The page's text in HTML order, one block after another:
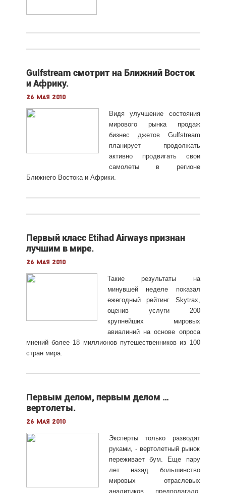
Gulfstream смотрит на Ближний Восток
и Африку.
26 мая 2010
Видя улучшение состояния
мирового рынка продаж
бизнес джетов Gulfstream
планирует продолжать
активно продвигать свои
самолеты в регионе
Ближнего Востока и Африки.
Первый класс Etihad Airways признан
лучшим в мире.
26 мая 2010
Такие результаты на
минувшей неделе показал
ежегодный рейтинг Skytrax,
оценив услуги 200
крупнейших мировых
авиалиний на основе опроса
мнений более 18 миллионов путешественников из 100
стран мира.
Первым делом, первым делом …
вертолеты.
26 мая 2010
Эксперты только разводят
руками, - вертолетный рынок
переживает бум. Еще пару
лет назад большинство
мировых отраслевых
аналитиков предполагало,